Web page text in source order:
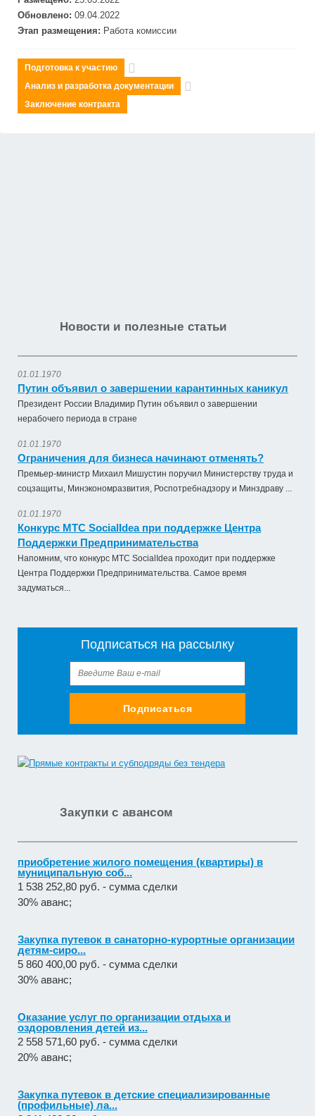
Обновлено: 09.04.2022
Этап размещения: Работа комиссии
Подготовка к участию
Анализ и разработка документации
Заключение контракта
Новости и полезные статьи
01.01.1970
Путин объявил о завершении карантинных каникул
Президент России Владимир Путин объявил о завершении
нерабочего периода в стране
01.01.1970
Ограничения для бизнеса начинают отменять?
Премьер-министр Михаил Мишустин поручил Министерству труда и
соцзащиты, Минэкономразвития, Роспотребнадзору и Минздраву ...
01.01.1970
Конкурс МТС SocialIdea при поддержке Центра
Поддержки Предпринимательства
Напомним, что конкурс МТС SocialIdea проходит при поддержке
Центра Поддержки Предпринимательства. Самое время
задуматься...
Подписаться на рассылку
Подписаться
Закупки с авансом
приобретение жилого помещения (квартиры) в
муниципальную соб...
1 538 252,80 руб. - сумма сделки
30% аванс;
Закупка путевок в санаторно-курортные организации
детям-сиро...
5 860 400,00 руб. - сумма сделки
30% аванс;
Оказание услуг по организации отдыха и
оздоровления детей из...
2 558 571,60 руб. - сумма сделки
20% аванс;
Закупка путевок в детские специализированные
(профильные) ла...